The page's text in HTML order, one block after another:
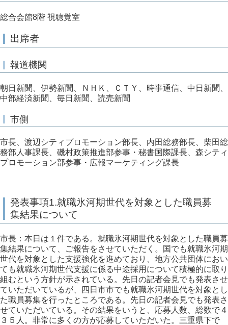
総合会館8階 視聴覚室
出席者
報道機関
朝日新聞、伊勢新聞、ＮＨＫ、ＣＴＹ、時事通信、中日新聞、
中部経済新聞、毎日新聞、読売新聞
市側
市長、渡辺シティプロモーション部長、内田総務部長、柴田総
務部人事課長、磯村政策推進部参事・秘書国際課長、森シティ
プロモーション部参事・広報マーケティング課長
発表事項1.就職氷河期世代を対象とした職員募
集結果について
市長：本日は１件である。就職氷河期世代を対象とした職員募
集結果について、ご報告をさせていただく。国でも就職氷河期
世代を対象とした支援強化を進めており、地方公共団体におい
ても就職氷河期世代支援に係る中途採用について積極的に取り
組むという方針が示されている。先日の記者会見でも発表させ
ていただいているが、四日市市でも就職氷河期世代を対象とし
た職員募集を行ったところである。先日の記者会見でも発表さ
せていただいている。その結果をいうと、応募人数、総数で４
３５人。非常に多くの方が応募していただいた。三重県下で